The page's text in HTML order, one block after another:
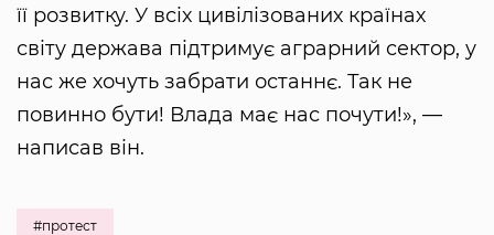
її розвитку. У всіх цивілізованих країнах
світу держава підтримує аграрний сектор, у
нас же хочуть забрати останнє. Так не
повинно бути! Влада має нас почути!», —
написав він.
#протест